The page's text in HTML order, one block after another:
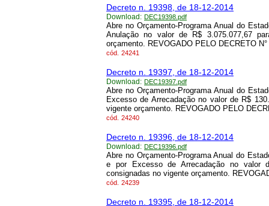
Decreto n. 19398, de 18-12-2014
Download: DEC19398.pdf
Abre no Orçamento-Programa Anual do
Anulação no valor de R$ 3.075.077,67
orçamento. REVOGADO PELO DECRETO
cód. 24241
Decreto n. 19397, de 18-12-2014
Download: DEC19397.pdf
Abre no Orçamento-Programa Anual do
Excesso de Arrecadação no valor de R$
vigente orçamento. REVOGADO PELO
cód. 24240
Decreto n. 19396, de 18-12-2014
Download: DEC19396.pdf
Abre no Orçamento-Programa Anual do
e por Excesso de Arrecadação no valor
consignadas no vigente orçamento.
cód. 24239
Decreto n. 19395, de 18-12-2014